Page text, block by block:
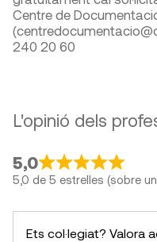
Centre de
240 20 60
L'opinió dels
5,0
5,0 de 5 estrelles (sobre
Ets col·legiat? Valora